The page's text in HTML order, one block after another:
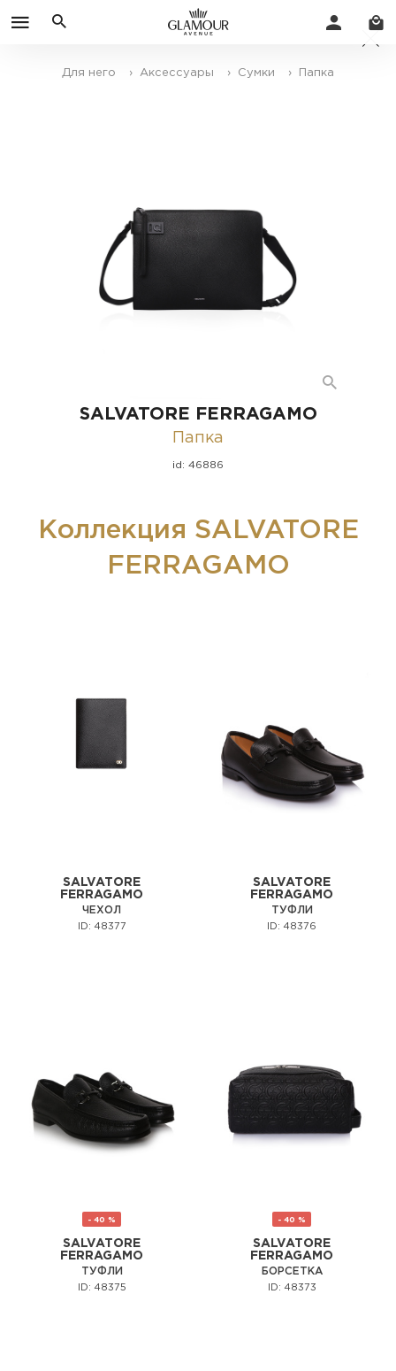
Для него › Аксессуары › Сумки › Папка
SALVATORE FERRAGAMO
Папка
id: 46886
Коллекция SALVATORE
FERRAGAMO
SALVATORE
FERRAGAMO
ЧЕХОЛ
ID: 48377
SALVATORE
FERRAGAMO
ТУФЛИ
ID: 48376
- 40 %
SALVATORE
FERRAGAMO
ТУФЛИ
ID: 48375
- 40 %
SALVATORE
FERRAGAMO
БОРСЕТКА
ID: 48373